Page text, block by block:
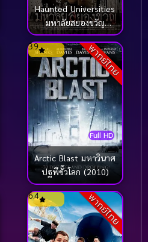
Haunted Universities
มหาลัยสยองขวัญ
(2010)
พากย์ไทย
Full HD
3.9
Arctic Blast มหาวินาศ
ปฐพีขั้วโลก (2010)
พากย์ไทย
6.4